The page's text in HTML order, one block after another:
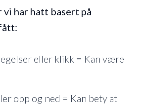
har hatt basert på
eller klikk = Kan være
opp og ned = Kan bety at